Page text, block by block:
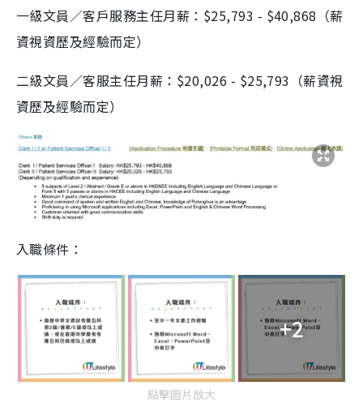
一級文員／客戶服務主任月薪：$25,793 - $40,868（薪
資視資歷及經驗而定）
二級文員／客服主任月薪：$20,026 - $25,793（薪資視
資歷及經驗而定）
入職條件：
+2
點擊圖片放大